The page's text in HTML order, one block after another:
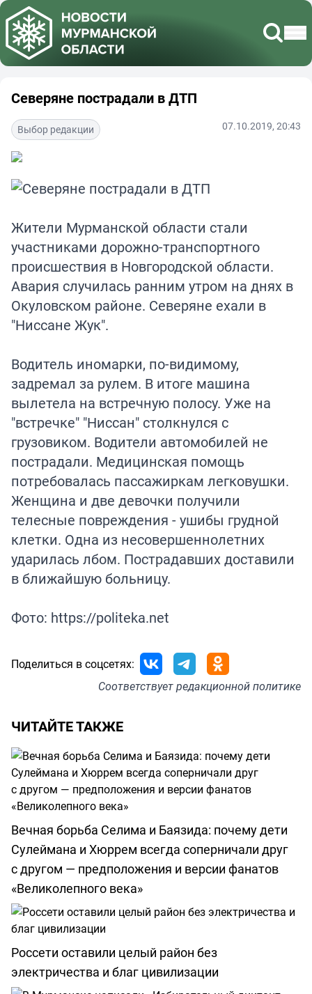
Северяне пострадали в ДТП
Выбор редакции 07.10.2019, 20:43
Жители Мурманской области стали
участниками дорожно-транспортного
происшествия в Новгородской области.
Авария случилась ранним утром на днях в
Окуловском районе. Северяне ехали в
"Ниссане Жук".
Водитель иномарки, по-видимому,
задремал за рулем. В итоге машина
вылетела на встречную полосу. Уже на
"встречке" "Ниссан" столкнулся с
грузовиком. Водители автомобилей не
пострадали. Медицинская помощь
потребовалась пассажиркам легковушки.
Женщина и две девочки получили
телесные повреждения - ушибы грудной
клетки. Одна из несовершеннолетних
ударилась лбом. Пострадавших доставили
в ближайшую больницу.
Фото: https://politeka.net
Поделиться в соцсетях:
Соответствуетредакционной политике
ЧИТАЙТЕ ТАКЖЕ
Вечная борьба Селима и Баязида: почему дети
Сулеймана и Хюррем всегда соперничали друг
с другом — предположения и версии фанатов
«Великолепного века»
Россети оставили целый район без
электричества и благ цивилизации